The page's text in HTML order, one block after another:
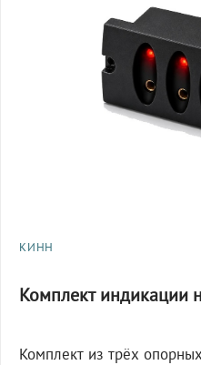
КИНН
Комплект
Комплект из трёх